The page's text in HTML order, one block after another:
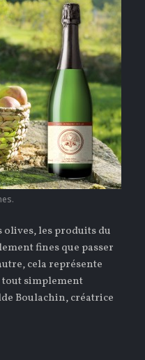
olives, les produits du
fines que passer
cela représente
tout simplement
Boulachin, créatrice
le raisin contre des